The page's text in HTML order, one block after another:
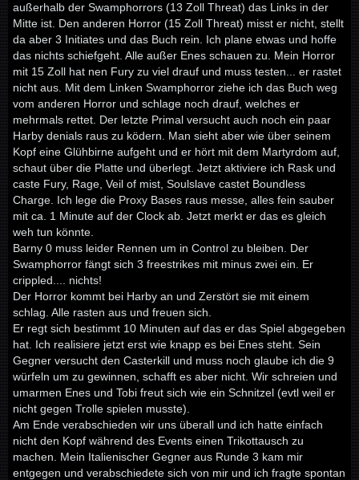
außerhalb der Swamphorrors (13 Zoll Threat) das Links in der
Mitte ist. Den anderen Horror (15 Zoll Threat) misst er nicht, stellt
da aber 3 Initiates und das Buch rein. Ich plane etwas und hoffe
das nichts schiefgeht. Alle außer Enes schauen zu. Mein Horror
mit 15 Zoll hat nen Fury zu viel drauf und muss testen... er rastet
nicht aus. Mit dem Linken Swamphorror ziehe ich das Buch weg
vom anderen Horror und schlage noch drauf, welches er
mehrmals rettet. Der letzte Primal versucht auch noch ein paar
Harby denials raus zu ködern. Man sieht aber wie über seinem
Kopf eine Glühbirne aufgeht und er hört mit dem Martyrdom auf,
schaut über die Platte und überlegt. Jetzt aktiviere ich Rask und
caste Fury, Rage, Veil of mist, Soulslave castet Boundless
Charge. Ich lege die Proxy Bases raus messe, alles fein sauber
mit ca. 1 Minute auf der Clock ab. Jetzt merkt er das es gleich
weh tun könnte.
Barny 0 muss leider Rennen um in Control zu bleiben. Der
Swamphorror fängt sich 3 freestrikes mit minus zwei ein. Er
crippled.... nichts!
Der Horror kommt bei Harby an und Zerstört sie mit einem
schlag. Alle rasten aus und freuen sich.
Er regt sich bestimmt 10 Minuten auf das er das Spiel abgegeben
hat. Ich realisiere jetzt erst wie knapp es bei Enes steht. Sein
Gegner versucht den Casterkill und muss noch glaube ich die 9
würfeln um zu gewinnen, schafft es aber nicht. Wir schreien und
umarmen Enes und Tobi freut sich wie ein Schnitzel (evtl weil er
nicht gegen Trolle spielen musste).
Am Ende verabschieden wir uns überall und ich hatte einfach
nicht den Kopf während des Events einen Trikottausch zu
machen. Mein Italienischer Gegner aus Runde 3 kam mir
entgegen und verabschiedete sich von mir und ich fragte spontan